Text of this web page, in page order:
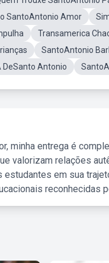
SantoAntonio Amor
Transamerica
SantoAntonio
DeSanto Antonio
minha entrega é
valorizam relações
estudantes em sua
reconhecidas